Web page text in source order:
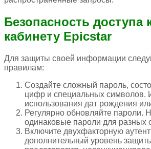
Безопасность доступа
кабинету Epicstar
Для защиты своей информации
правилам:
Создайте сложный пароль,
цифр и специальных символов.
использования дат рождения
Регулярно обновляйте пароли.
одинаковые пароли для разных
Включите двухфакторную
дополнительный уровень